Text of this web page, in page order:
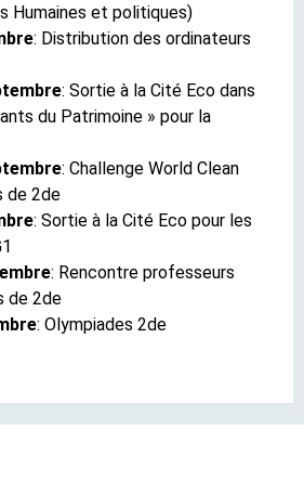
Humaines et politiques)
: Distribution des ordinateurs
: Sortie à la Cité Eco dans
du Patrimoine » pour la
: Challenge World Clean
de 2de
: Sortie à la Cité Eco pour les
: Rencontre professeurs
de 2de
: Olympiades 2de